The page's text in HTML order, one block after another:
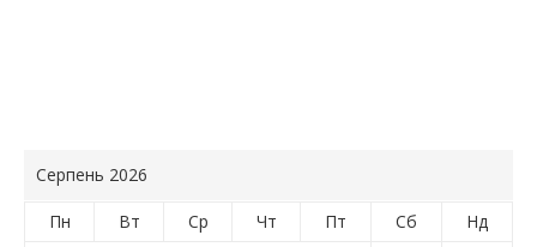
Серпень 2026
Пн Вт Ср Чт Пт Сб
Нд